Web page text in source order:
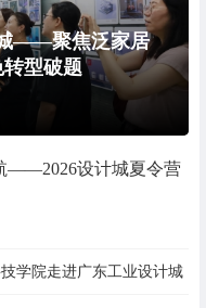
——聚焦泛家居
型破题
——2026设计城夏令营
学院走进广东工业设计城